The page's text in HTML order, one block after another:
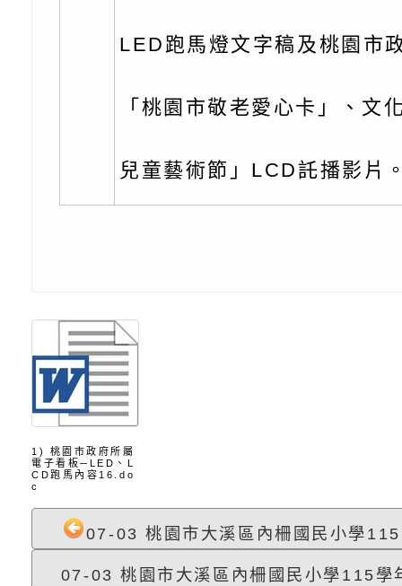
【打噴嚏、流鼻水、
童過敏免疫專家 林
講】親職講座
檢送桃園市政府LED
「小桃家6月課程資
約幸福生活-婚前教
坊」、「幸福婚姻系
檢送桃園市政府LED
字稿及LCD託播影（
轉知財團法人天主教
立蘆葦啟智中心辦理
有關桃園市桃園區西
覺暫留創意應用與實
學辦理115年度區域
充實方案：「怪創劇
角色驅動的聲音與故
「學生申訴及再申訴
關事項
檢送行政院新聞傳播
月份公共服務政策溝
訊
台北松山文創園區5
「櫻桃小丸子原作40
展」
檢送桃園市政府LED
字稿及LCD託播影（
轉知國立臺灣師範大
「115學年度身心障
檢送桃園市政府LED
LED跑馬燈文字稿及桃園市
「桃園市敬老愛心卡」、文
兒童藝術節」LCD託播影片
1) 桃園市政府所屬
電子看板─LED、L
CD跑馬內容16.do
c
07-03 桃園市大溪區內柵國民小學
07-03 桃園市大溪區內柵國民小學115學